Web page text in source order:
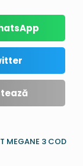
MEGANE 3 COD